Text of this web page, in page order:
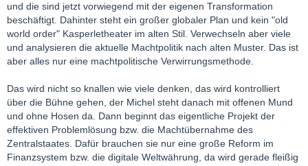
Es wird so oder so heftig knallen in MIchel-County, so oder so.
und die sind jetzt vorwiegend mit der eigenen Transformation
beschäftigt. Dahinter steht ein großer globaler Plan und kein "old
world order" Kasperletheater im alten Stil. Verwechseln aber viele
und analysieren die aktuelle Machtpolitik nach alten Muster. Das ist
aber alles nur eine machtpolitische Verwirrungsmethode.
Das wird nicht so knallen wie viele denken, das wird kontrolliert
über die Bühne gehen, der Michel steht danach mit offenen Mund
und ohne Hosen da. Dann beginnt das eigentliche Projekt der
effektiven Problemlösung bzw. die Machtübernahme des
Zentralstaates. Dafür brauchen sie nur eine große Reform im
Finanzsystem bzw. die digitale Weltwährung, da wird gerade fleißig